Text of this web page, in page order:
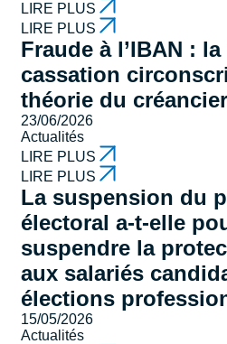
LIRE PLUS
LIRE PLUS
Fraude à l’IBAN :
cassation
théorie du
23/06/2026
Actualités
LIRE PLUS
LIRE PLUS
La suspension du
électoral a-t-elle
suspendre la
aux salariés
élections
15/05/2026
Actualités